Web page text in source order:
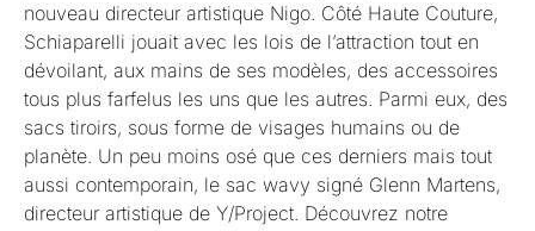
nouveau directeur artistique Nigo. Côté Haute Couture,
Schiaparelli jouait avec les lois de l’attraction tout en
dévoilant, aux mains de ses modèles, des accessoires
tous plus farfelus les uns que les autres. Parmi eux, des
sacs tiroirs, sous forme de visages humains ou de
planète. Un peu moins osé que ces derniers mais tout
aussi contemporain, le sac wavy signé Glenn Martens,
directeur artistique de Y/Project. Découvrez notre